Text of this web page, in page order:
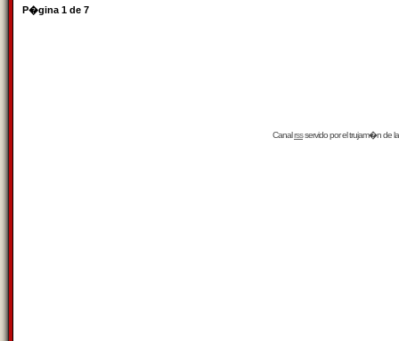
P�gina 1 de 7
Canalrssservido por eltrujam�nde